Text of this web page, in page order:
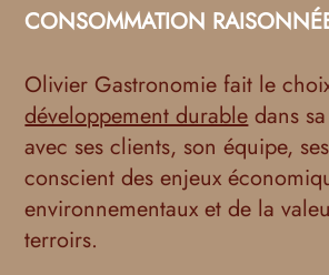
CONSOMMATION
Olivier Gastronomie fait le
développement durable dans
avec ses clients, son équipe,
conscient des enjeux
environnementaux et de la
terroirs.